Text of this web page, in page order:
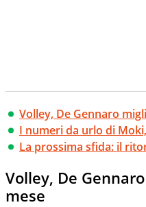
Volley, De Gennaro
I numeri da urlo di
La prossima sfida: il
Volley, De
mese